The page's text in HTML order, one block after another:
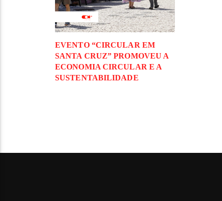
EVENTO “CIRCULAR EM
SANTA CRUZ” PROMOVEU A
ECONOMIA CIRCULAR E A
SUSTENTABILIDADE